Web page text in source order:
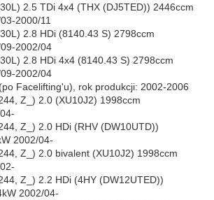
2.5 TDi 4x4 (THX (DJ5TED)) 2446ccm
2000/11
2.8 HDi (8140.43 S) 2798ccm
2002/04
2.8 HDi 4x4 (8140.43 S) 2798ccm
2002/04
Facelifting'u), rok produkcji: 2002-2006
Z_) 2.0 (XU10J2) 1998ccm
Z_) 2.0 HDi (RHV (DW10UTD))
2002/04-
Z_) 2.0 bivalent (XU10J2) 1998ccm
Z_) 2.2 HDi (4HY (DW12UTED))
2002/04-